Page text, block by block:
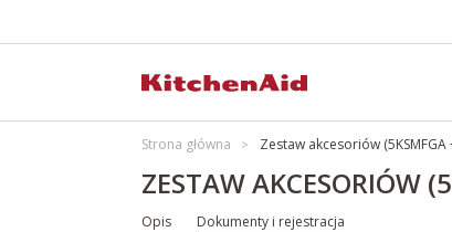
Strona główna Zestaw akcesoriów (5KSMFGA +
ZESTAW AKCESORIÓW
Opis Dokumenty i rejestracja